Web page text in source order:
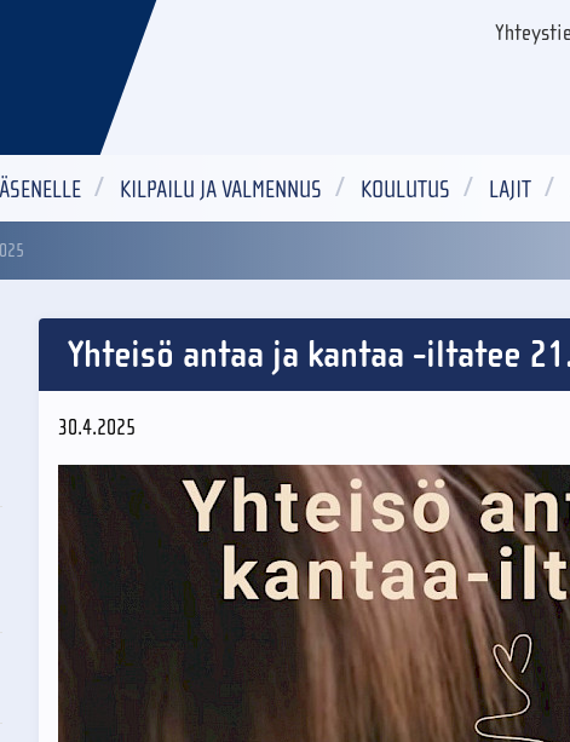
KILPAILU JA VALMENNUS KOULUTUS LAJIT
Yhteisö antaa ja kantaa -iltatee
30.4.2025